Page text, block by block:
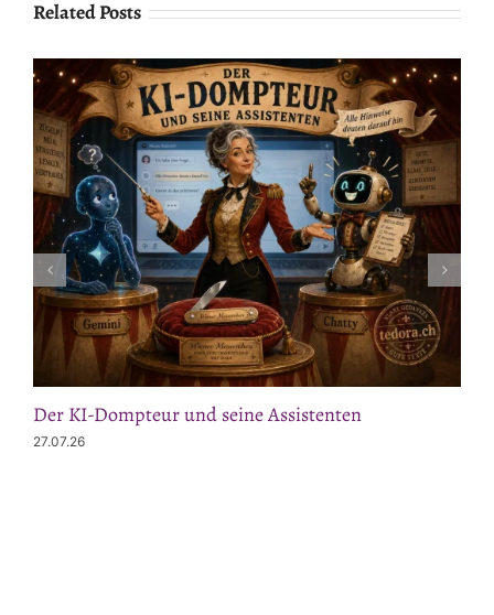
Related Posts
Der KI-Dompteur und seine Assistenten
27.07.26